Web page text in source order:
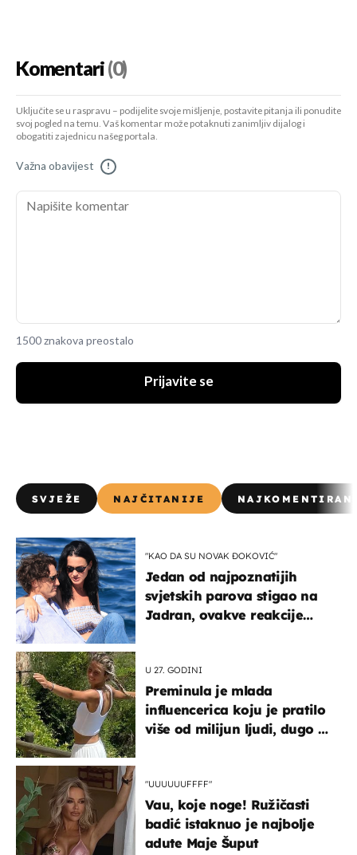
Komentari(0)
Uključite se u raspravu – podijelite svoje mišljenje, postavite pitanja ili ponudite
svoj pogled na temu. Vaš komentar može potaknuti zanimljiv dijalog i
obogatiti zajednicu našeg portala.
Važna obavijest !
1500 znakova preostalo
Prijavite se
SVJEŽE NAJČITANIJE
"KAO DA SU NOVAK ĐOKOVIĆ"
Jedan od najpoznatijih
svjetskih parova stigao na
Jadran, ovakve reakcije
U 27. GODINI
Preminula je mlada
influencerica koju je pratilo
više od milijun ljudi, dugo se
"UUUUUUFFFF"
Vau, koje noge! Ružičasti
badić istaknuo je najbolje
adute Maje Šuput